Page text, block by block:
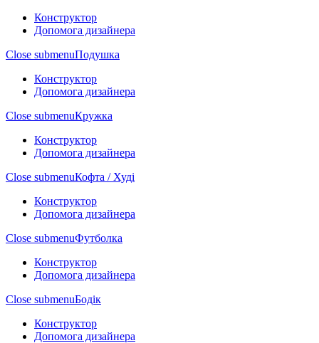
Конструктор
Допомога дизайнера
Close submenuПодушка
Конструктор
Допомога дизайнера
Close submenuКружка
Конструктор
Допомога дизайнера
Close submenuКофта / Худі
Конструктор
Допомога дизайнера
Close submenuФутболка
Конструктор
Допомога дизайнера
Close submenuБодік
Конструктор
Допомога дизайнера